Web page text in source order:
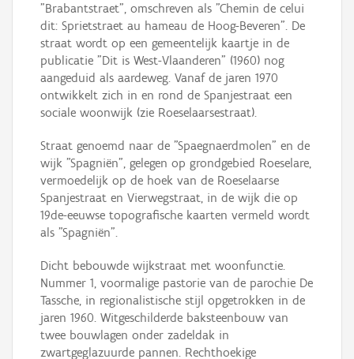
"Brabantstraet", omschreven als "Chemin de celui
dit: Sprietstraet au hameau de Hoog-Beveren". De
straat wordt op een gemeentelijk kaartje in de
publicatie "Dit is West-Vlaanderen" (1960) nog
aangeduid als aardeweg. Vanaf de jaren 1970
ontwikkelt zich in en rond de Spanjestraat een
sociale woonwijk (zie Roeselaarsestraat).
Straat genoemd naar de "Spaegnaerdmolen" en de
wijk "Spagniën", gelegen op grondgebied Roeselare,
vermoedelijk op de hoek van de Roeselaarse
Spanjestraat en Vierwegstraat, in de wijk die op
19de-eeuwse topografische kaarten vermeld wordt
als "Spagniën".
Dicht bebouwde wijkstraat met woonfunctie.
Nummer 1, voormalige pastorie van de parochie De
Tassche, in regionalistische stijl opgetrokken in de
jaren 1960. Witgeschilderde baksteenbouw van
twee bouwlagen onder zadeldak in
zwartgeglazuurde pannen. Rechthoekige